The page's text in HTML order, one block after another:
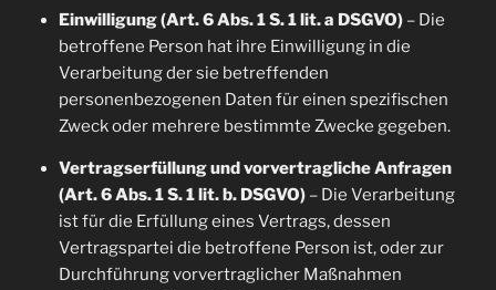
Einwilligung (Art. 6 Abs. 1 S. 1 lit. a DSGVO)– Die
betroffene Person hat ihre Einwilligung in die
Verarbeitung der sie betreffenden
personenbezogenen Daten für einen spezifischen
Zweck oder mehrere bestimmte Zwecke gegeben.
Vertragserfüllung und vorvertragliche Anfragen
(Art. 6 Abs. 1 S. 1 lit. b. DSGVO)– Die Verarbeitung
ist für die Erfüllung eines Vertrags, dessen
Vertragspartei die betroffene Person ist, oder zur
Durchführung vorvertraglicher Maßnahmen